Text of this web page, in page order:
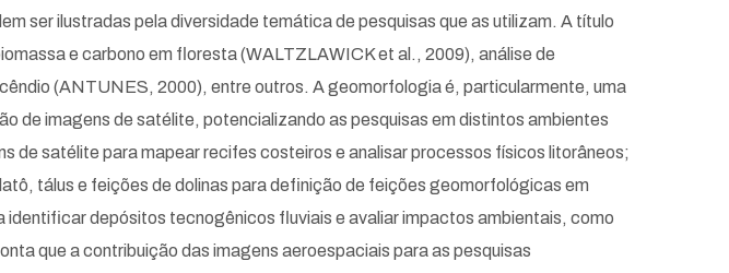
ser ilustradas pela diversidade temática de pesquisas que as utilizam. A título
e carbono em floresta (WALTZLAWICK et al., 2009), análise de
(ANTUNES, 2000), entre outros. A geomorfologia é, particularmente, uma
de imagens de satélite, potencializando as pesquisas em distintos ambientes
de satélite para mapear recifes costeiros e analisar processos físicos litorâneos;
tálus e feições de dolinas para definição de feições geomorfológicas em
depósitos tecnogênicos fluviais e avaliar impactos ambientais, como
que a contribuição das imagens aeroespaciais para as pesquisas